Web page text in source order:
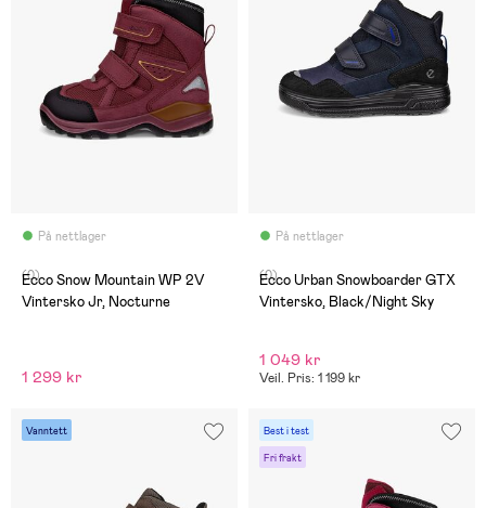
På nettlager
(0)
Ecco Snow Mountain WP 2V
Vintersko Jr, Nocturne
1 299 kr
På nettlager
(0)
Ecco Urban Snowboarder GTX
Vintersko, Black/Night Sky
1 049 kr
Veil. Pris: 1 199 kr
Vanntett Best i test
Fri frakt